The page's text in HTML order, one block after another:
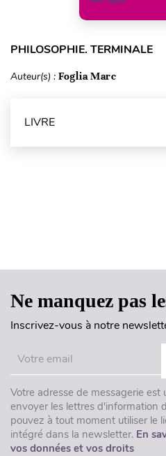
PHILOSOPHIE. TERMINALE
Auteur(s) : Foglia Marc
LIVRE
Ne manquez pas
Inscrivez-vous à notre
Votre adresse de messagerie
envoyer les lettres d'information
pouvez à tout moment utiliser le
intégré dans la newsletter. En
vos données et vos droits